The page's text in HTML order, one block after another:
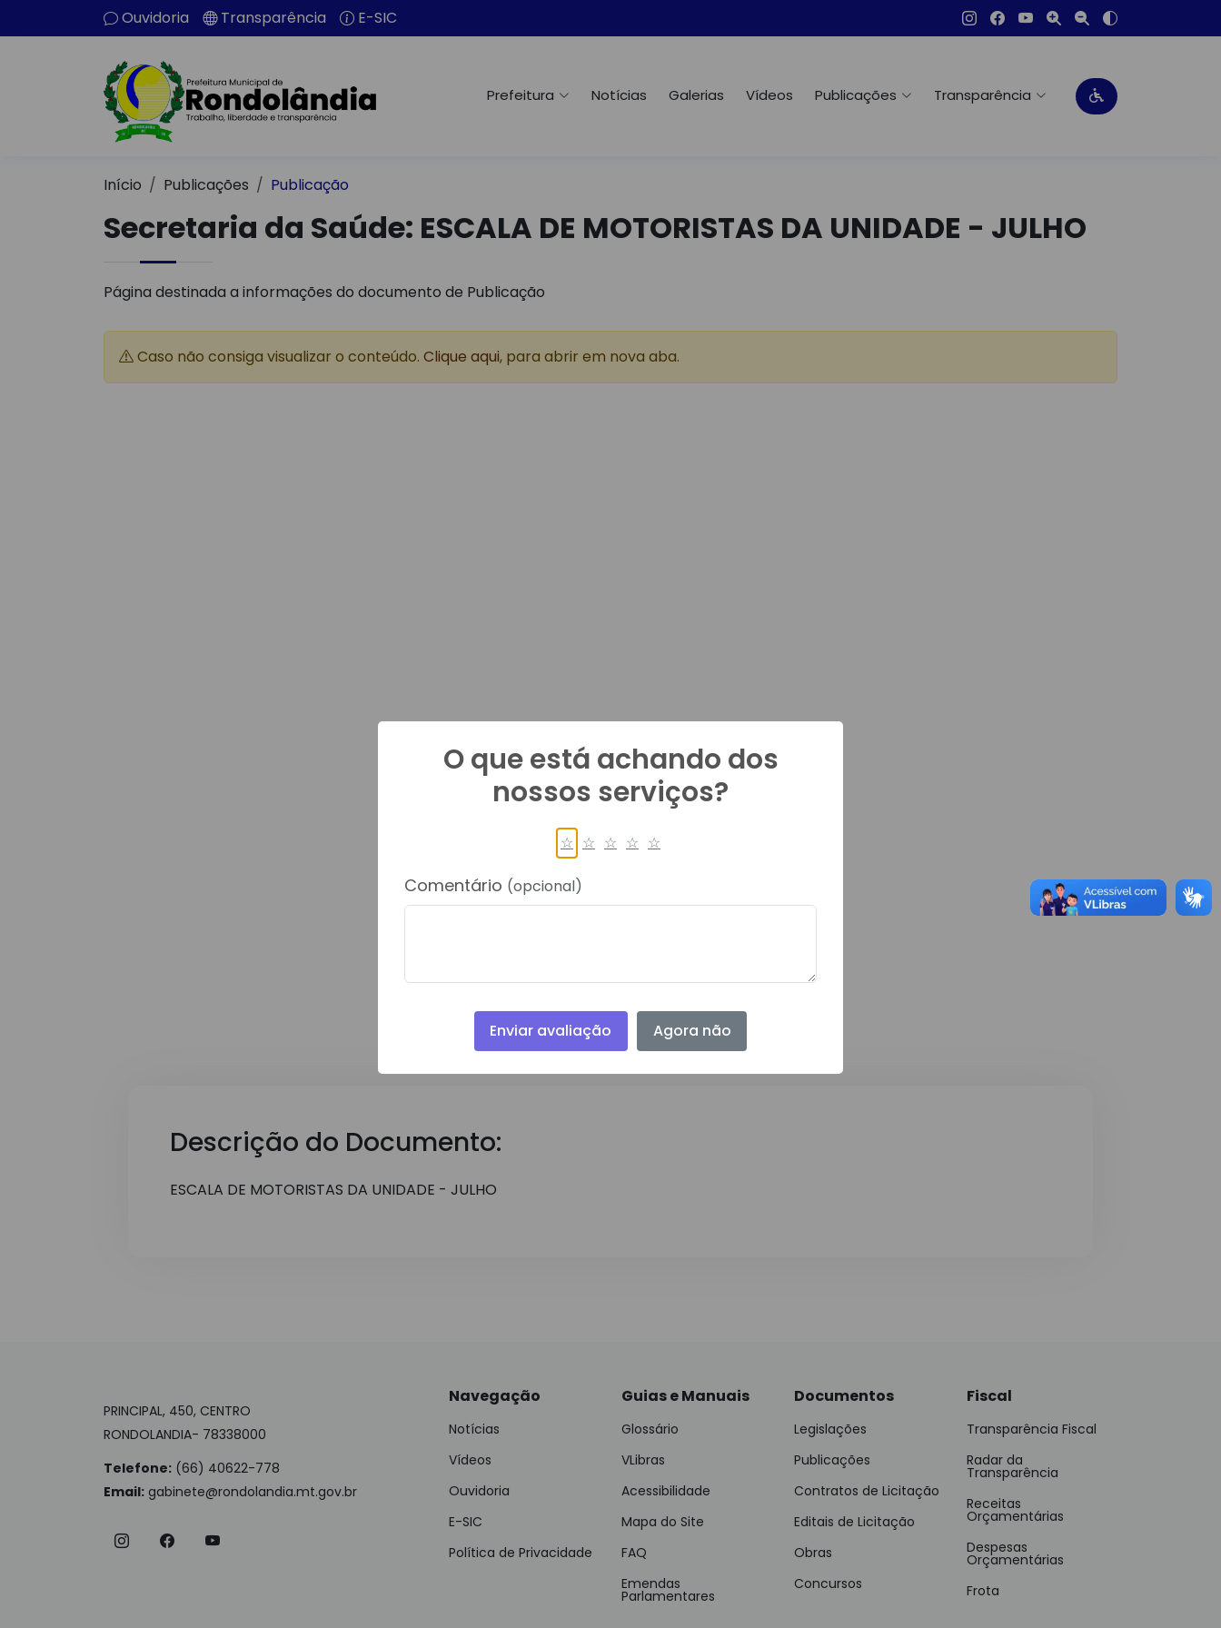
Ouvidoria Transparência E-SIC
Prefeitura Notícias Galerias Vídeos Publicações Transparência
Início Publicações Publicação
Secretaria da Saúde: ESCALA DE MOTORISTAS DA UNIDADE - JULHO
Página destinada a informações do documento de Publicação
Caso não consiga visualizar o conteúdo. Clique aqui, para abrir em nova aba.
Download do Arquivo
Descrição do Documento:
ESCALA DE MOTORISTAS DA UNIDADE - JULHO
PRINCIPAL, 450, CENTRO
RONDOLANDIA- 78338000
Telefone: (66) 40622-778
Email: gabinete@rondolandia.mt.gov.br
Navegação
Notícias
Vídeos
Ouvidoria
E-SIC
Política de Privacidade
Guias e Manuais
Glossário
VLibras
Acessibilidade
Mapa do Site
FAQ
Emendas
Parlamentares
Documentos
Legislações
Publicações
Contratos de Licitação
Editais de Licitação
Obras
Concursos
Fiscal
Transparência Fiscal
Radar da
Transparência
Receitas
Orçamentárias
Despesas
Orçamentárias
Frota
O que está achando dos
nossos serviços?
☆ ☆ ☆ ☆ ☆
Comentário (opcional)
Enviar avaliação Agora não